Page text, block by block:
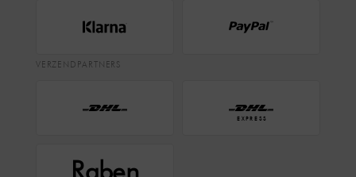
VERZENDPARTNERS
EXPRESS
Raben